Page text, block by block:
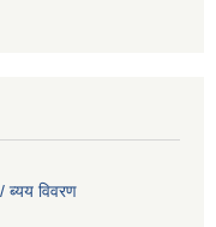
ब्यय विवरण